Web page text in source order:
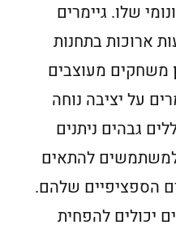
שלו. גיימרים
ארוכות בתחנות
משחקים מעוצבים
על יציבה נוחה
גבהים ניתנים
להתאים
הספציפיים שלהם.
יכולים להפחית